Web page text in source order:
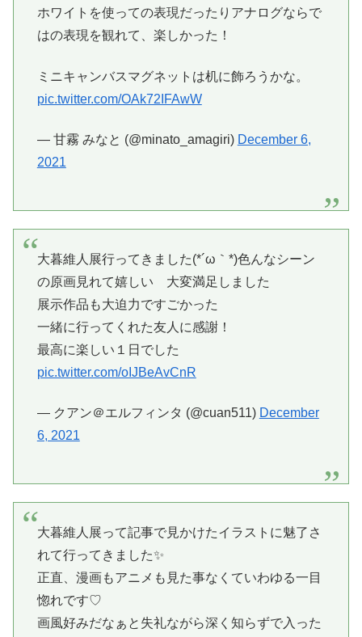
ホワイトを使っての表現だったりアナログならで
はの表現を観れて、楽しかった！
ミニキャンバスマグネットは机に飾ろうかな。
pic.twitter.com/OAk72IFAwW
— 甘霧 みなと (@minato_amagiri) December 6,
2021
大暮維人展行ってきました(*´ω｀*)色んなシーン
の原画見れて嬉しい 大変満足しました
展示作品も大迫力ですごかった
一緒に行ってくれた友人に感謝！
最高に楽しい１日でした
pic.twitter.com/oIJBeAvCnR
— クアン＠エルフィンタ (@cuan511) December
6, 2021
大暮維人展って記事で見かけたイラストに魅了さ
れて行ってきました✨
正直、漫画もアニメも見た事なくていわゆる一目
惚れです♡
画風好みだなぁと失礼ながら深く知らずで入った